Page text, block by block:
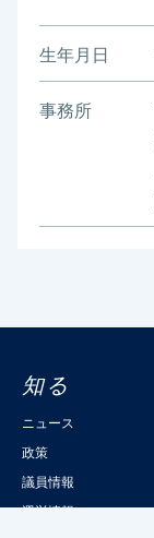
生年月日
事務所
知る
ニュース
政策
議員情報
選挙情報